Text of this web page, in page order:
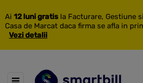
Ai 12 luni gratis la Facturare, Gestiune
Casa de Marcat daca firma se afla in
Vezi detalii